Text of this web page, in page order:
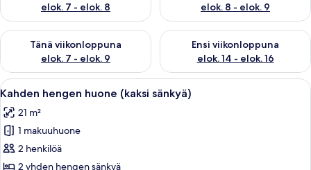
elok. 7 - elok. 8
elok. 8 - elok. 9
Tänä viikonloppuna
elok. 7 - elok. 9
Tarkista tämän viikonlopun saatavuus elok. 7 - elok. 9
Ensi viikonloppuna
elok. 14 - elok. 16
Tarkista ensi viikonlopun
Avaa
kaikki
huonetyypin
Kahden
hengen
huone
Hotellihuone, jossa on suuri sänky,
17
Kahden hengen huone (kaksi sänkyä)
21 m²
1 makuuhuone
2 henkilöä
2 yhden hengen sänkyä